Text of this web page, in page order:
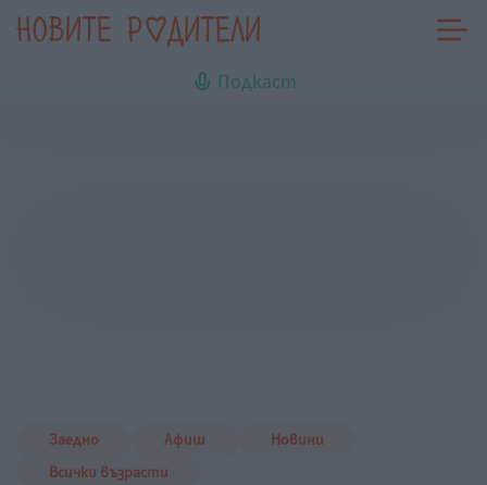
Подкаст
Заедно Афиш
Новини
Всички възрасти